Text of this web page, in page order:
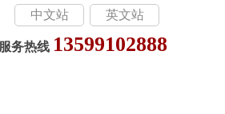
服务热线 13599102888
中文站 英文站